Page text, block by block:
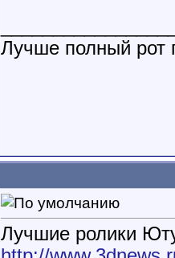
Лучше полный рот
Лучшие ролики